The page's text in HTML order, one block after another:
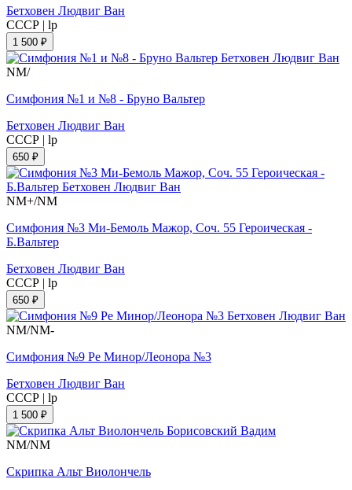
Бетховен Людвиг Ван
СССР | lp
1 500 ₽
NM/
Симфония №1 и №8 - Бруно Вальтер
Бетховен Людвиг Ван
СССР | lp
650 ₽
NM+/NM
Симфония №3 Ми-Бемоль Мажор, Соч. 55 Героическая -
Б.Вальтер
Бетховен Людвиг Ван
СССР | lp
650 ₽
NM/NM-
Симфония №9 Ре Минор/Леонора №3
Бетховен Людвиг Ван
СССР | lp
1 500 ₽
NM/NM
Скрипка Альт Виолончель